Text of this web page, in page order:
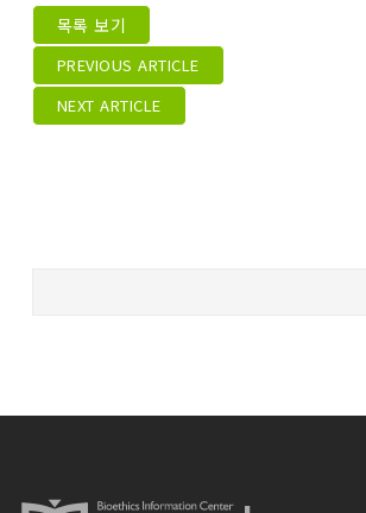
목록 보기
PREVIOUS ARTICLE
NEXT ARTICLE